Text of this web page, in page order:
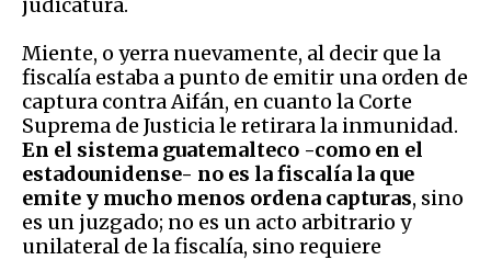
Miente, o yerra nuevamente, al decir que la
fiscalía estaba a punto de emitir una orden de
captura contra Aifán, en cuanto la Corte
Suprema de Justicia le retirara la inmunidad.
En el sistema guatemalteco -como en el
estadounidense- no es la fiscalía la que
emite y mucho menos ordena capturas, sino
es un juzgado; no es un acto arbitrario y
unilateral de la fiscalía, sino requiere